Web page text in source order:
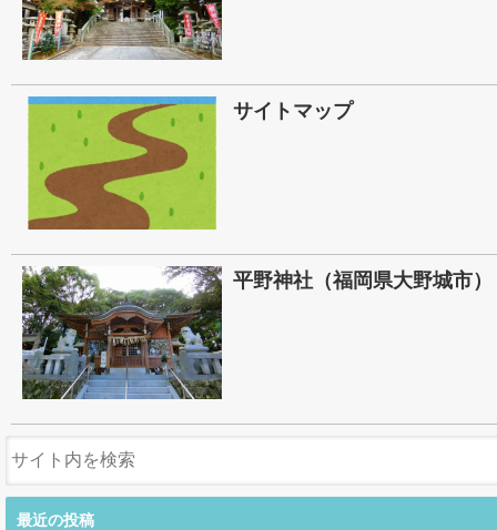
サイトマップ
平野神社（福岡県大野城市）
最近の投稿